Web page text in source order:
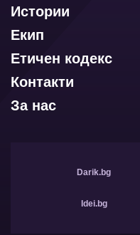
Истории
Екип
Етичен кодекс
Контакти
За нас
Darik.bg
Idei.bg